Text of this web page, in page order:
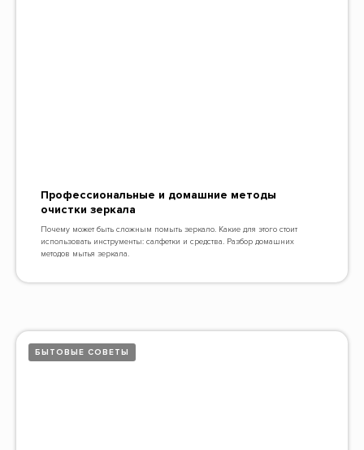
Профессиональные и домашние методы
очистки зеркала
Почему может быть сложным помыть зеркало. Какие для этого стоит
использовать инструменты: салфетки и средства. Разбор домашних
методов мытья зеркала.
БЫТОВЫЕ СОВЕТЫ